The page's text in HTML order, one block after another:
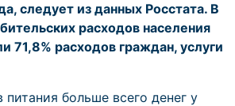
следует из данных Росстата. В
расходов населения
71,8% расходов граждан, услуги
больше всего денег у